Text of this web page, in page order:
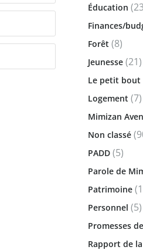
Éducation
Finances/
Forêt (8)
Jeunesse (21)
Le petit
Logement (7)
Mimizan
Non classé
PADD (5)
Parole de
Patrimoine
Personnel (5)
Promesses
Rapport de